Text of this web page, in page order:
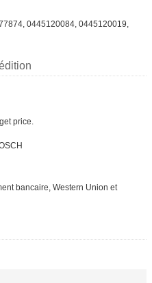
0445120084, 0445120019,
price.
bancaire, Western Union et